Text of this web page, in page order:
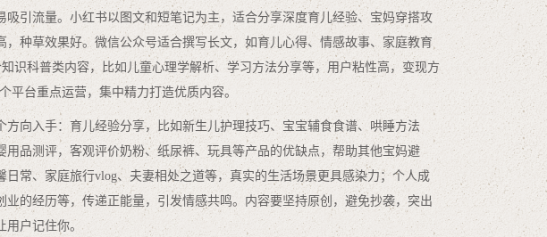
引流量。小红书以图文和短笔记为主，适合分享深度育儿经验、宝妈穿搭攻
种草效果好。微信公众号适合撰写长文，如育儿心得、情感故事、家庭教育
识科普类内容，比如儿童心理学解析、学习方法分享等，用户粘性高，变现方
平台重点运营，集中精力打造优质内容。
向入手：育儿经验分享，比如新生儿护理技巧、宝宝辅食食谱、哄睡方法
品测评，客观评价奶粉、纸尿裤、玩具等产品的优缺点，帮助其他宝妈避
常、家庭旅行vlog、夫妻相处之道等，真实的生活场景更具感染力；个人成
的经历等，传递正能量，引发情感共鸣。内容要坚持原创，避免抄袭，突出
户记住你。